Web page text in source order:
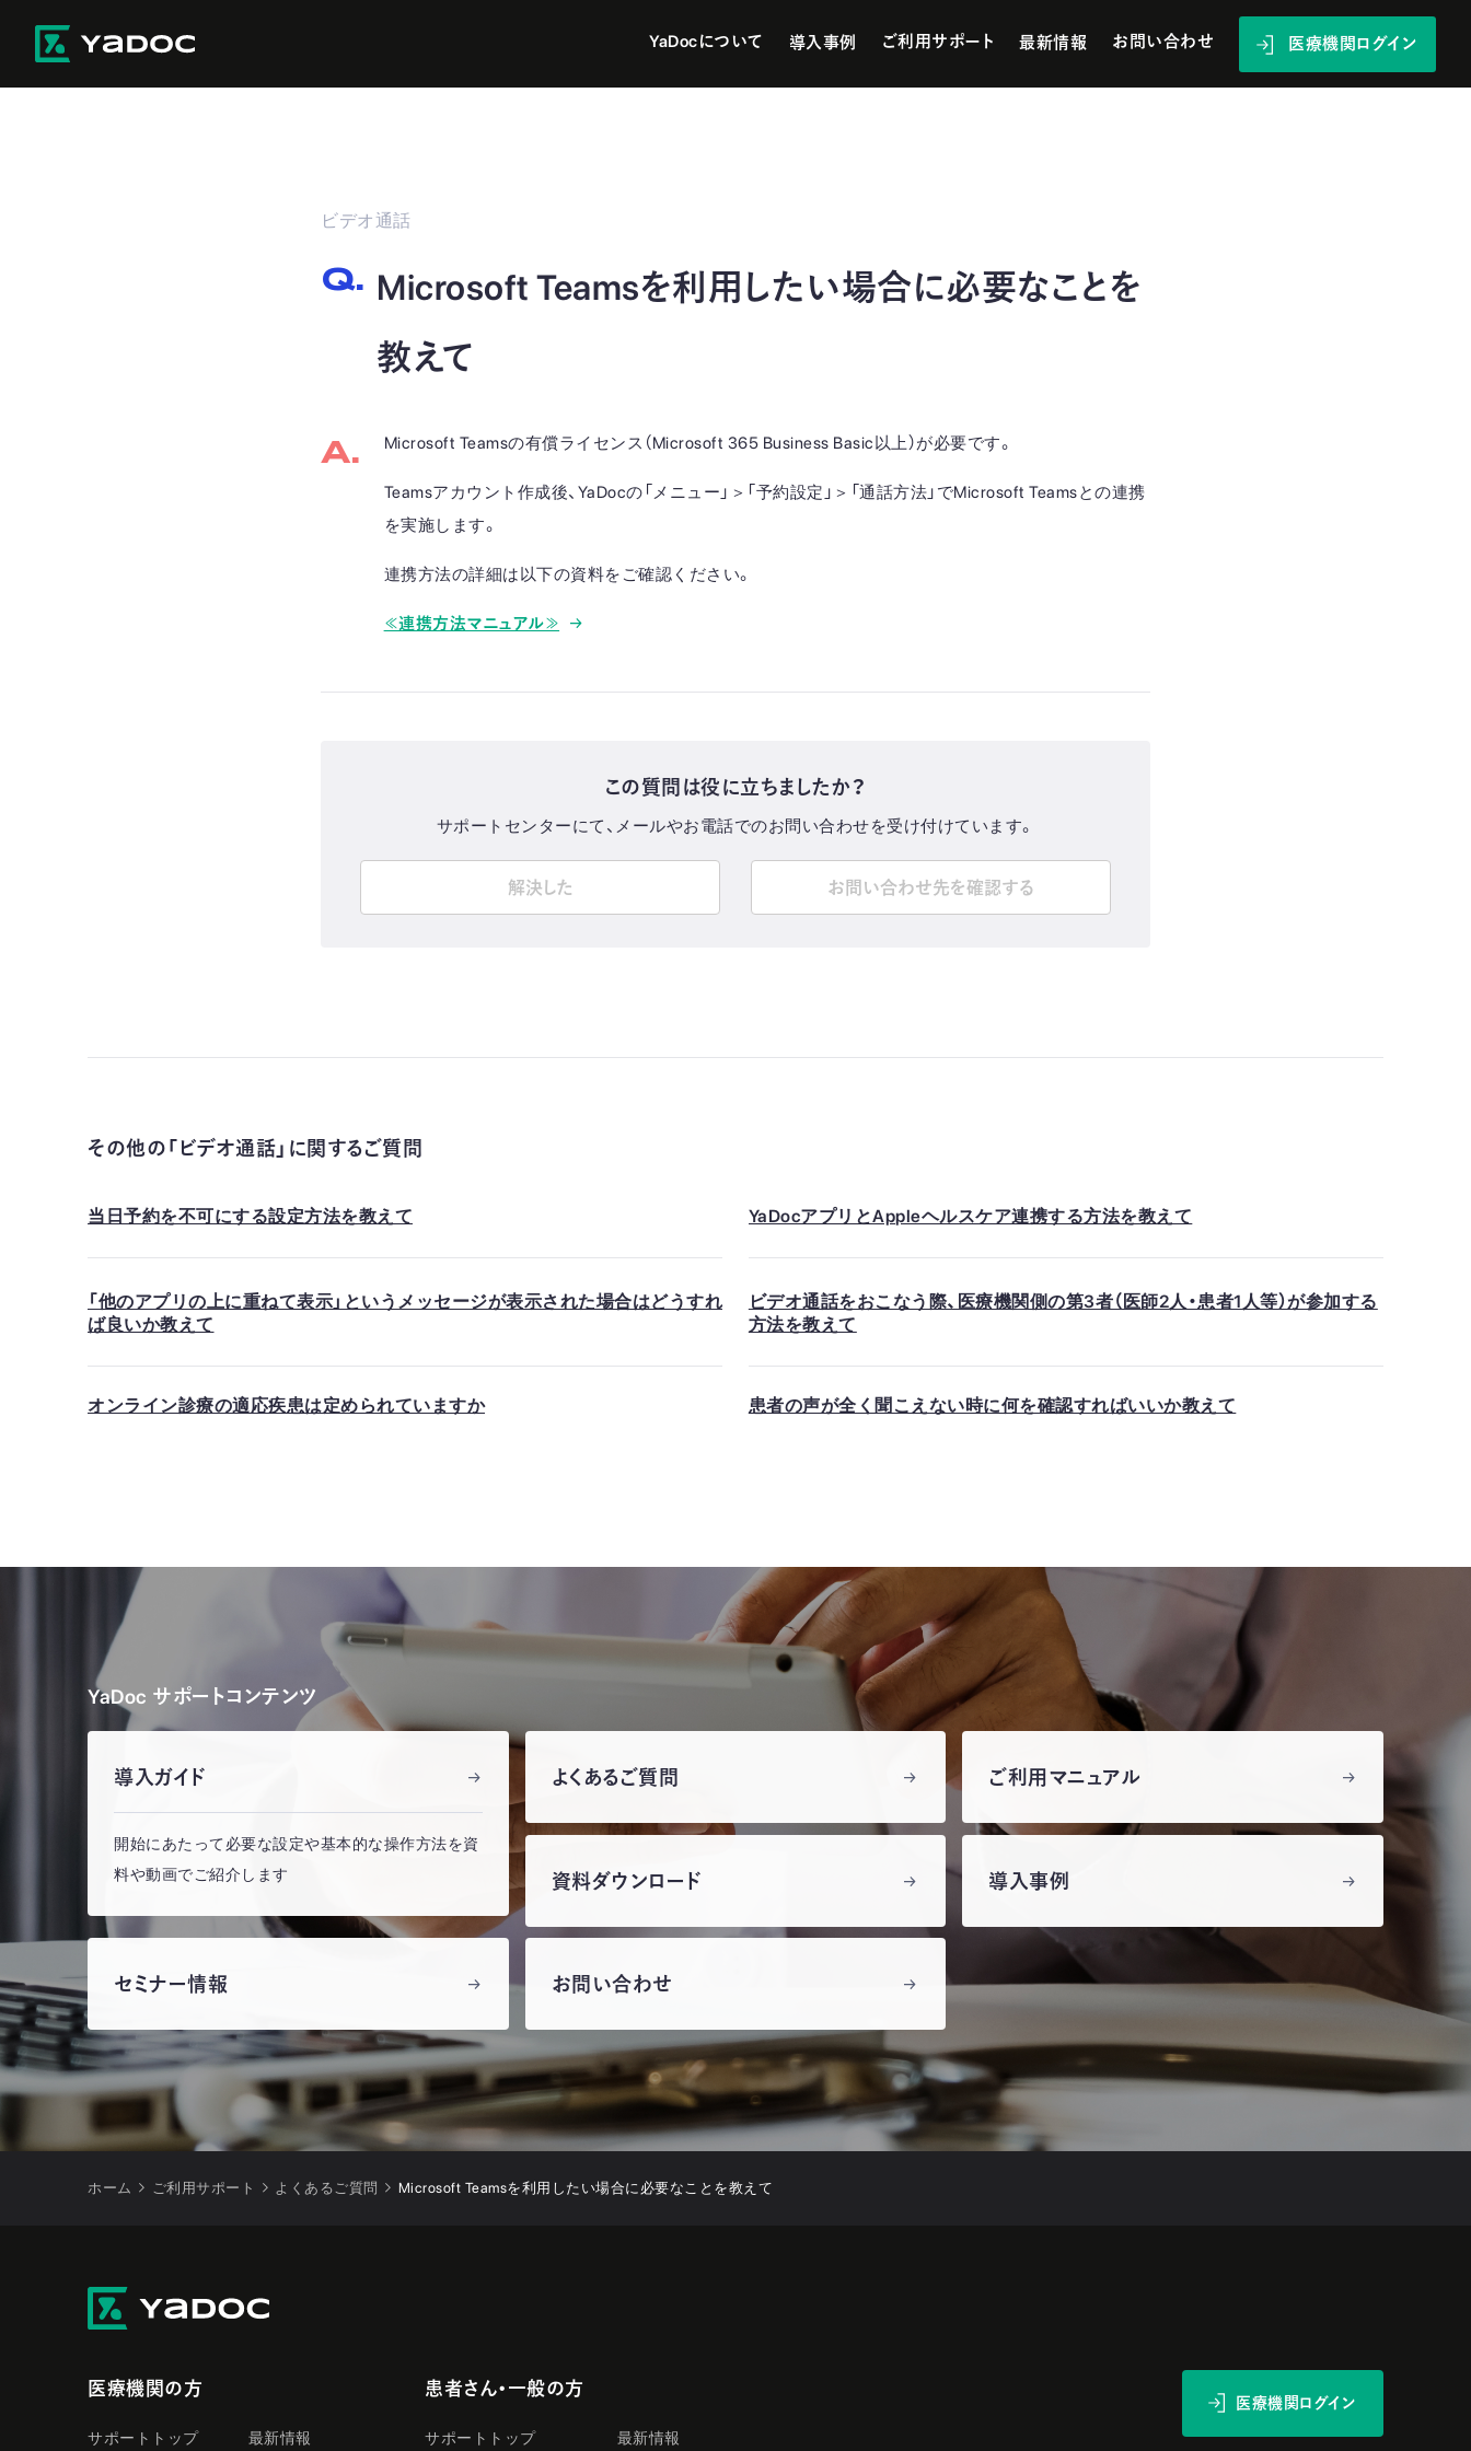
YaDocについて 導入事例 ご利用サポート 最新情報 お問い合わせ 医療機関ログイン
ビデオ通話
Microsoft Teamsを利用したい場合に必要なことを
教えて
Microsoft Teamsの有償ライセンス（Microsoft 365 Business Basic以上）が必要です。
Teamsアカウント作成後、YaDocの「メニュー」＞「予約設定」＞「通話方法」でMicrosoft Teamsとの連携
を実施します。
連携方法の詳細は以下の資料をご確認ください。
≪連携方法マニュアル≫
この質問は役に立ちましたか？
サポートセンターにて、メールやお電話でのお問い合わせを受け付けています。
解決した お問い合わせ先を確認する
その他の「ビデオ通話」に関するご質問
当日予約を不可にする設定方法を教えて YaDocアプリとAppleヘルスケア連携する方法を教えて
「他のアプリの上に重ねて表示」というメッセージが表示された場合はどうすれ
ば良いか教えて
ビデオ通話をおこなう際、医療機関側の第3者（医師2人・患者1人等）が参加する
方法を教えて
オンライン診療の適応疾患は定められていますか 患者の声が全く聞こえない時に何を確認すればいいか教えて
YaDoc サポートコンテンツ
導入ガイド
開始にあたって必要な設定や基本的な操作方法を資
料や動画でご紹介します
よくあるご質問 ご利用マニュアル
資料ダウンロード 導入事例
セミナー情報 お問い合わせ
ホーム ご利用サポート よくあるご質問 Microsoft Teamsを利用したい場合に必要なことを教えて
医療機関の方
サポートトップ 最新情報
患者さん・一般の方
サポートトップ 最新情報
医療機関ログイン